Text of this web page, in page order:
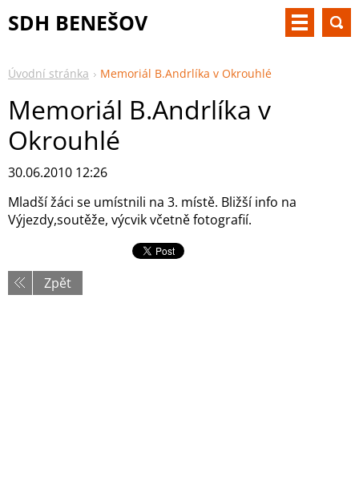
SDH BENEŠOV
Úvodní stránka Memoriál B.Andrlíka v Okrouhlé
Memoriál B.Andrlíka v
Okrouhlé
30.06.2010 12:26
Mladší žáci se umístnili na 3. místě. Bližší info na
Výjezdy,soutěže, výcvik včetně fotografií.
Zpět